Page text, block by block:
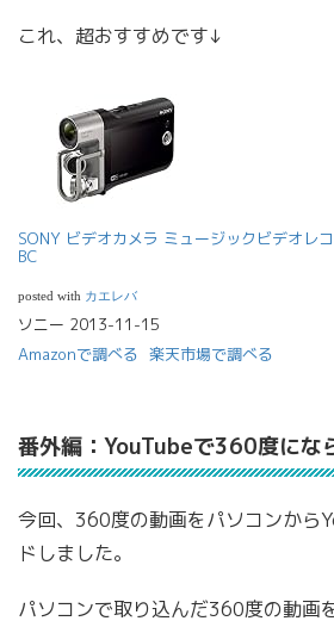
これ、超おすすめです↓
SONY ビデオカメラ ミュージックビデオレ
BC
posted with カエレバ
ソニー 2013-11-15
Amazonで調べる 楽天市場で調べる
番外編：YouTubeで360度にな
今回、360度の動画をパソコンから
ドしました。
パソコンで取り込んだ360度の動画